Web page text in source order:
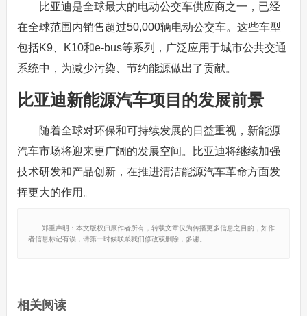
比亚迪是全球最大的电动公交车供应商之一，已经
在全球范围内销售超过50,000辆电动公交车。这些车型
包括K9、K10和e-bus等系列，广泛应用于城市公共交通
系统中，为减少污染、节约能源做出了贡献。
比亚迪新能源汽车项目的发展前景
随着全球对环保和可持续发展的日益重视，新能源
汽车市场将迎来更广阔的发展空间。比亚迪将继续加强
技术研发和产品创新，在推进清洁能源汽车革命方面发
挥更大的作用。
郑重声明：本文版权归原作者所有，转载文章仅为传播更多信息之目的，如作
者信息标记有误，请第一时候联系我们修改或删除，多谢。
相关阅读